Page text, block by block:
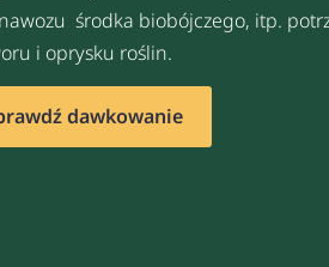
środka biobójczego, itp.
i oprysku roślin.
dawkowanie